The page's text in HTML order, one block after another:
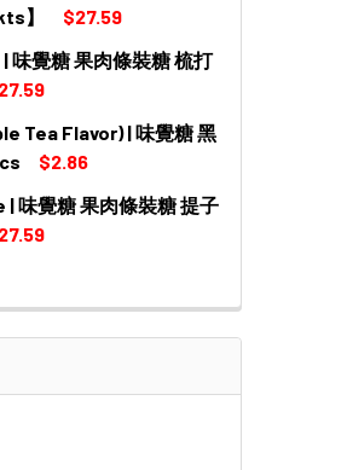
】
$27.59
STICK CANDY ASSORTED FRUIT
UHA PUCCHO STICK CANDY
味覺糖 果肉條裝糖 梳打
STICK CANDY SODO | 味覺糖 果肉
UHA PUCCHO STICK CANDY SODO |
Tea Flavor) | 味覺糖 黑
$2.86
STICK CANDY (BUBBLE TEA
UHA PUCCHO STICK CANDY
| 味覺糖 果肉條裝糖 提子
STICK CANDY GRAPE | 味覺糖 果
UHA PUCCHO STICK CANDY GRAPE